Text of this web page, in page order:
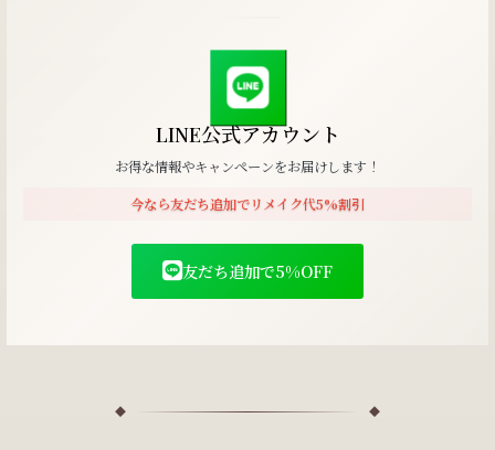
LINE公式アカウント
お得な情報やキャンペーンをお届けします！
今なら友だち追加でリメイク代5%割引
友だち追加で5%OFF